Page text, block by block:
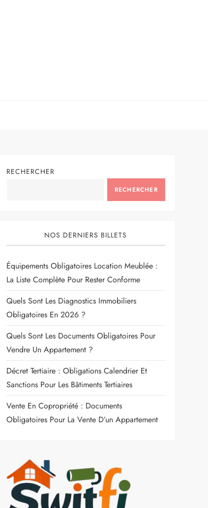
RECHERCHER
RECHERCHER
NOS DERNIERS BILLETS
Équipements Obligatoires Location Meublée :
La Liste Complète Pour Rester Conforme
Quels Sont Les Diagnostics Immobiliers
Obligatoires En 2026 ?
Quels Sont Les Documents Obligatoires Pour
Vendre Un Appartement ?
Décret Tertiaire : Obligations Calendrier Et
Sanctions Pour Les Bâtiments Tertiaires
Vente En Copropriété : Documents
Obligatoires Pour La Vente D’un Appartement